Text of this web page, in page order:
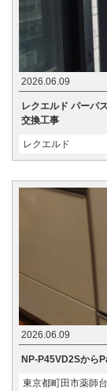
2026.06.09
レクエルド パーパ
交換工事
レクエルド
2026.06.09
NP-P45VD2Sから
東京都町田市薬師台